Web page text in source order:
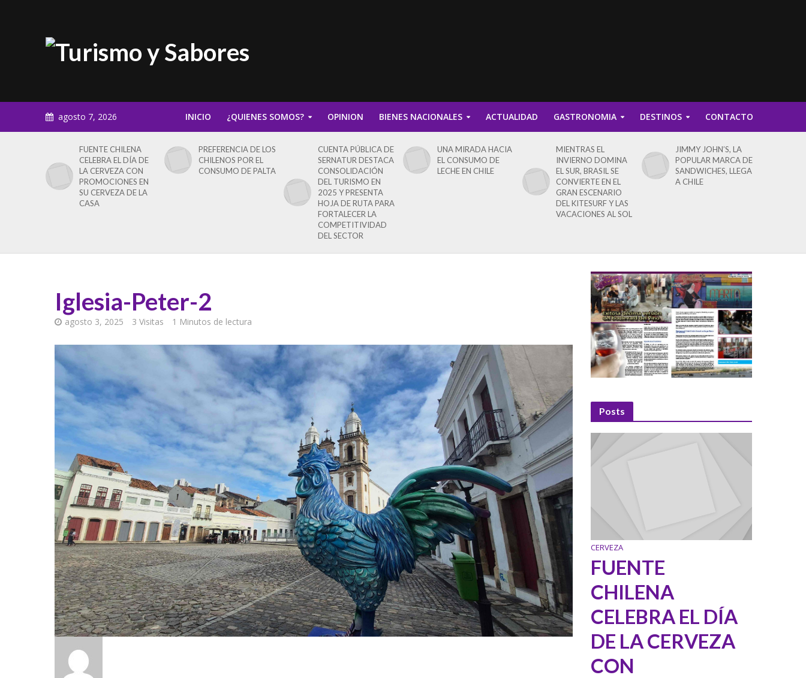
agosto 7, 2026 INICIO ¿QUIENES SOMOS? OPINION BIENES NACIONALES ACTUALIDAD GASTRONOMIA DESTINOS CONTACTO
FUENTE CHILENA
CELEBRA EL DÍA DE
LA CERVEZA CON
PROMOCIONES EN
SU CERVEZA DE LA
CASA
PREFERENCIA DE LOS
CHILENOS POR EL
CONSUMO DE PALTA
CUENTA PÚBLICA DE
SERNATUR DESTACA
CONSOLIDACIÓN
DEL TURISMO EN
2025 Y PRESENTA
HOJA DE RUTA PARA
FORTALECER LA
COMPETITIVIDAD
DEL SECTOR
UNA MIRADA HACIA
EL CONSUMO DE
LECHE EN CHILE
MIENTRAS EL
INVIERNO DOMINA
EL SUR, BRASIL SE
CONVIERTE EN EL
GRAN ESCENARIO
DEL KITESURF Y LAS
VACACIONES AL SOL
JIMMY JOHN’S, LA
POPULAR MARCA DE
SANDWICHES, LLEGA
A CHILE
Iglesia-Peter-2
agosto 3, 2025 3 Visitas 1 Minutos de lectura
Posts
CERVEZA
FUENTE
CHILENA
CELEBRA EL DÍA
DE LA CERVEZA
CON